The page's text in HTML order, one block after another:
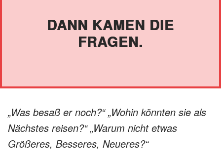
DANN KAMEN DIE
FRAGEN.
„Was besaß er noch?“ „Wohin könnten sie als
Nächstes reisen?“ „Warum nicht etwas
Größeres, Besseres, Neueres?“